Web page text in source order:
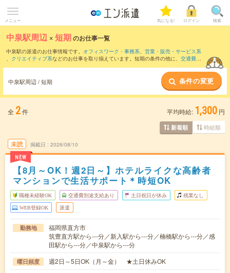
メニュー 気になる! ログイン 検索
中泉駅周辺 ×短期のお仕事一覧
中泉駅の派遣のお仕事情報です。 オフィスワーク・事務系、 営業・販売・サービス系
、 クリエイティブ系などのお仕事を取り揃えています。短期の条件の他に、 交通費別
中泉駅周辺 / 短期 条件の変更
全 2件 平均時給: 1,300 円
新着順 時給順
未読
NEW
掲載日 2026/08/10
【8月～OK！週2日～】ホテルライクな高齢者
マンションで生活サポート＊時短OK
職種未経験OK 交通費別途支給あり 土日祝日が休み 残業なし
WEB登録OK 派遣
勤務地
福岡県直方市
筑豊直方駅から---分／新入駅から---分／楠橋駅から---分／感
田駅から---分／中泉駅から---分
曜日頻度 週2日～5日OK（月～金） ★土日休みOK